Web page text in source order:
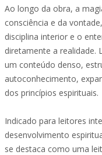
Ao longo da obra, a
consciência e da
disciplina interior e o
diretamente a realidade.
um conteúdo denso,
autoconhecimento,
dos princípios espirituais.
Indicado para leitores
desenvolvimento
se destaca como uma